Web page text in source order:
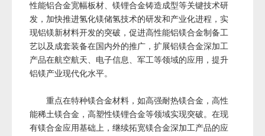
性能铝合金宽幅板材、镁锂合金铸造成型等关键技术研
发，加快推进氢化镁储氢技术的研发和产业化进程，实
现铝镁新材料开发的突破，促进高性能铝镁合金制备工
艺以及成套装备在国内外的推广，扩展铝镁合金深加工
产品在航空航天、电子信息、军工等领域的应用，提升
铝镁产业现代化水平。
重点在特种镁合金材料，如高强耐热镁合金，高性
能稀土镁合金，高塑性镁锂合金等领域实现突破。在现
有镁合金应用基础上，继续拓宽镁合金深加工产品的应